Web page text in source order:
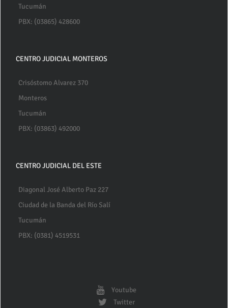
Tucumán
PBX: (03865) 428600
CENTRO JUDICIAL MONTEROS
Crisóstomo Alvarez 370
Monteros
Tucumán
PBX: (03863) 492000
CENTRO JUDICIAL DEL ESTE
Diagonal José Alberto Paz 227
Ciudad de la Banda del Río Salí
Tucumán
PBX: (0381) 4519531
Youtube
Twitter